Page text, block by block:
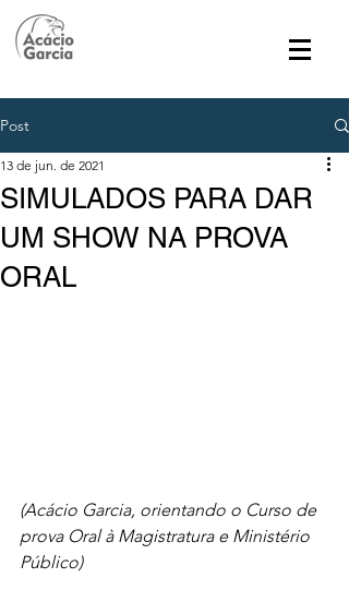
Post
SIMULADOS PARA DAR
UM SHOW NA PROVA
ORAL
13 de jun. de 2021
(Acácio Garcia, orientando o Curso de
prova Oral à Magistratura e Ministério
Público)